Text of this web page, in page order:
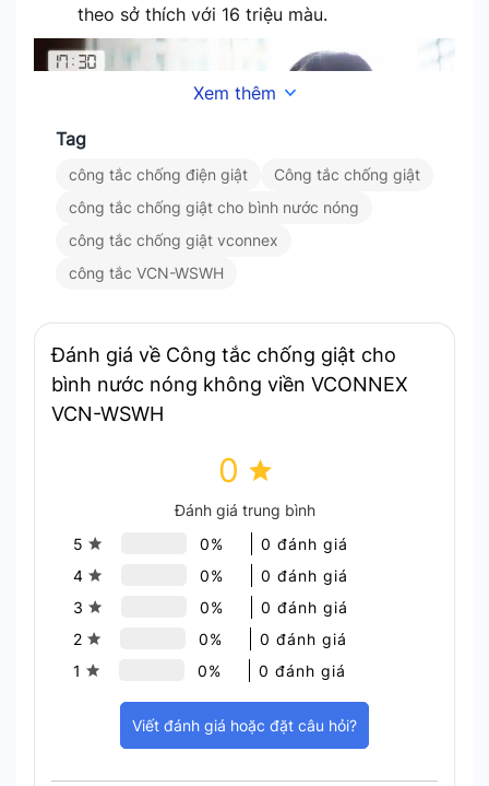
theo sở thích với 16 triệu màu.
Tự động tắt bình nước nóng vào giờ setup sẵn
Tắt bình nước nóng khi có cảnh báo quá tải điện
3. Chứng nhận chất lượng quốc tế và nội địa
Công tắc chống giật Vconnex VCN-WSWH là sản
Xem thêm
Tag
công tắc chống điện giật
Công tắc chống giật
công tắc chống giật cho bình nước nóng
công tắc chống giật vconnex
công tắc VCN-WSWH
Đánh giá về Công tắc chống giật cho
bình nước nóng không viền VCONNEX
VCN-WSWH
0
Đánh giá trung bình
5
0%
0 đánh giá
4
0%
0 đánh giá
3
0%
0 đánh giá
2
0%
0 đánh giá
1
0% 0 đánh giá
Viết đánh giá hoặc đặt câu hỏi?